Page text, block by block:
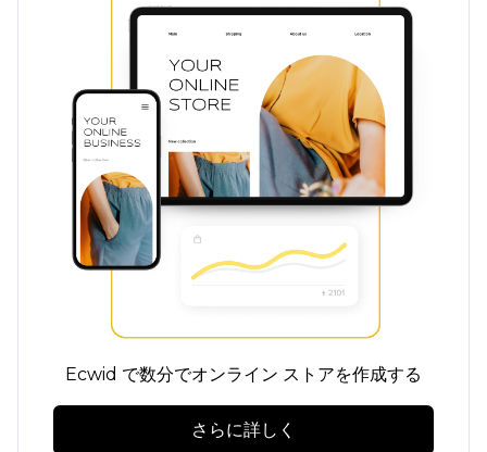
Ecwid で数分でオンライン ストアを作成する
さらに詳しく